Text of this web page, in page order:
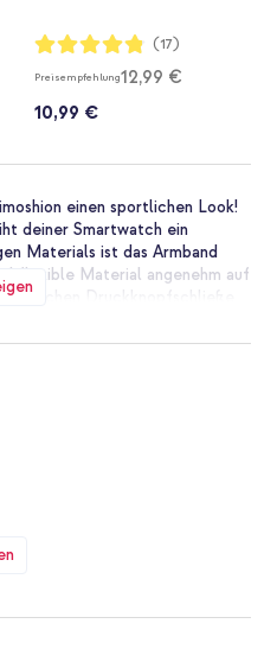
Bewertung:
96%
(17)
Preisempfehlung12,99 €
10,99 €
einen sportlichen Look!
deiner Smartwatch ein
Materials ist das Armband
flexible Material angenehm auf
Druckknopfschließe
Das Band ist aus
und fühlt sich angenehm auf
Sportband besser atmen
der Schließe lässt sich das
für jeden geeignet.